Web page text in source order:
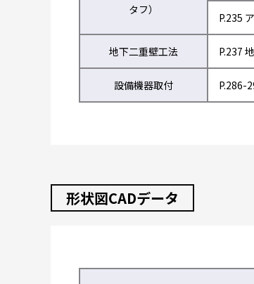
タフ）
P.235
地下二重壁工法 P.237
設備機器取付 P.286-
形状図CADデータ